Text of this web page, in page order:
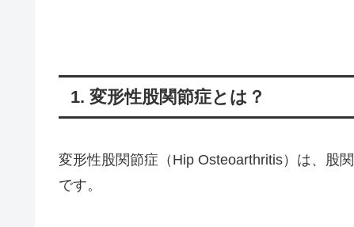
1. 変形性股関節症とは？
変形性股関節症（Hip Osteoarthritis）は、股
です。